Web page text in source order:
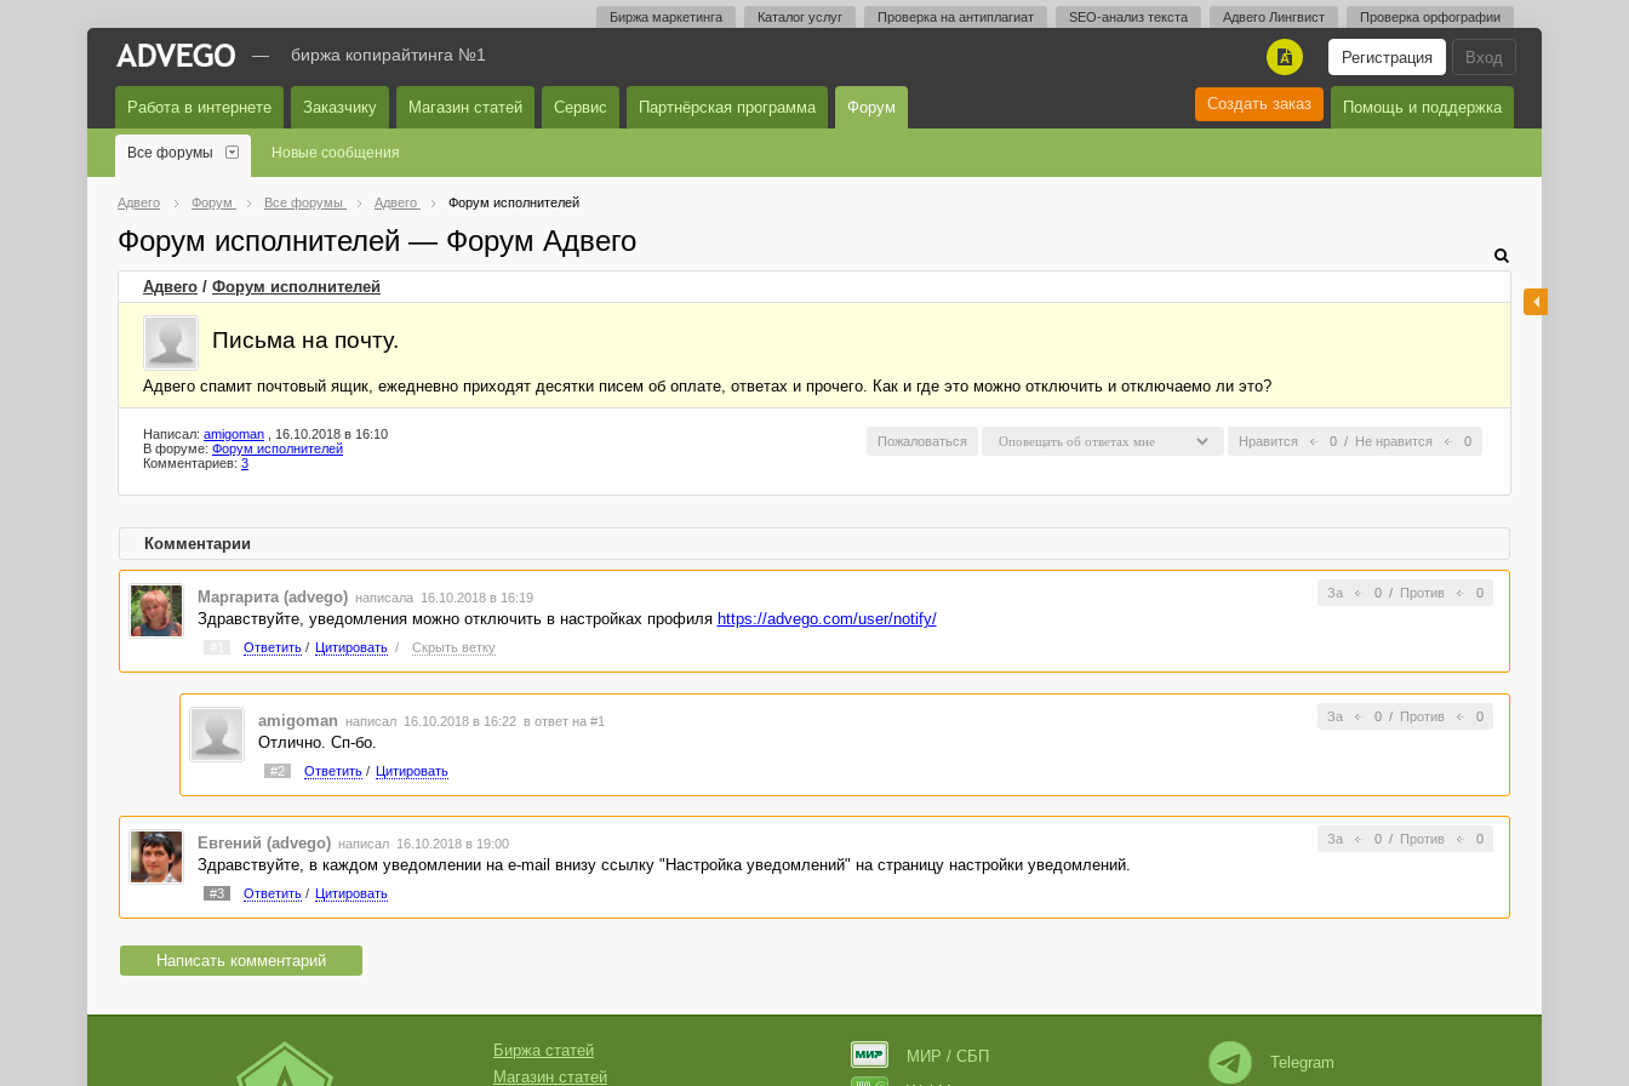
Биржа маркетинга Каталог услуг Проверка на антиплагиат SEO-анализ текста Адвего Лингвист Проверка орфографии
Вход
Регистрация
A
— биржа копирайтинга №1
Работа в интернете Заказчику Магазин статей Сервис Партнёрская программа Форум Помощь и поддержка
Создать заказ
Все форумы Новые сообщения
Адвего Форум Все форумы Адвего Форум исполнителей
Форум исполнителей — Форум Адвего
Адвего / Форум исполнителей
Письма на почту.
Адвего спамит почтовый ящик, ежедневно приходят десятки писем об оплате, ответах и прочего. Как и где это можно отключить и отключаемо ли это?
Нравится 0 / Не нравится 0
Пожаловаться
Написал: amigoman , 16.10.2018 в 16:10
В форуме: Форум исполнителей
Комментариев: 3
Комментарии
За 0/ Против 0
Маргарита (advego) написала 16.10.2018 в 16:19
Здравствуйте, уведомления можно отключить в настройках профиля https://advego.com/user/notify/
Ответить/ Цитировать / Скрыть ветку
За 0/ Против 0
amigoman написал 16.10.2018 в 16:22 в ответ на #1
Отлично. Сп-бо.
#2 Ответить/ Цитировать
За 0/ Против 0
Евгений (advego) написал 16.10.2018 в 19:00
Здравствуйте, в каждом уведомлении на e-mail внизу ссылку "Настройка уведомлений" на страницу настройки уведомлений.
#3 Ответить/ Цитировать
Написать комментарий
Биржа статей
Магазин статей
МИР / СБП
Telegram